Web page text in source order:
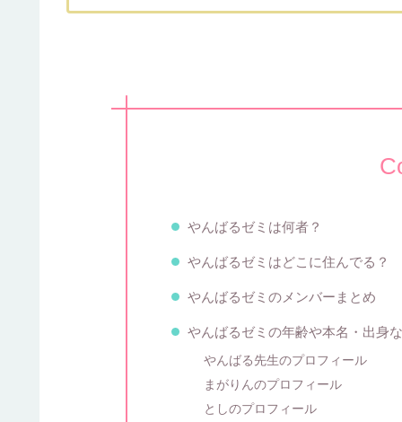
やんばるゼミは何者？
やんばるゼミはどこに住んでる？
やんばるゼミのメンバーまとめ
やんばるゼミの年齢や本名・出身
やんばる先生のプロフィール
まがりんのプロフィール
としのプロフィール